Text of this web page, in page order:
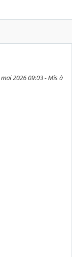
2026 09:03 - Mis à